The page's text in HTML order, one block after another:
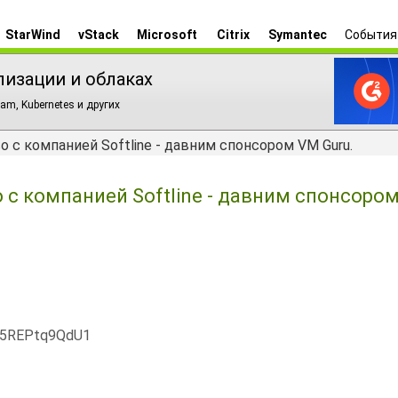
StarWind vStack Microsoft Citrix Symantec События
и облаках
Kubernetes и других
компанией Softline - давним спонсором VM Guru.
компанией Softline - давним